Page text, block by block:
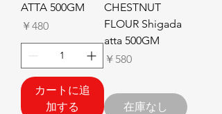
ATTA 500GM
価格
￥480
カートに追
加する
CHESTNUT
FLOUR Shigada
atta 500GM
価格
￥580
在庫なし